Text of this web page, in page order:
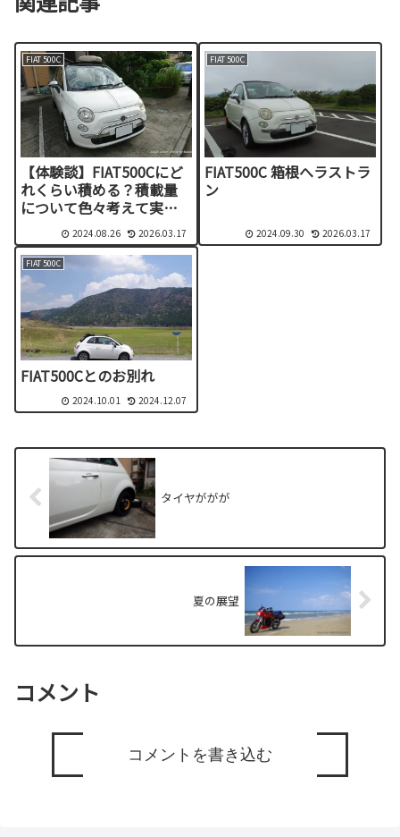
FIAT 500C
【体験談】FIAT500Cにど
れくらい積める？積載量
について色々考えて実行
してみた2024.08.26 2026.03.17
FIAT 500C
FIAT500C 箱根へラストラ
ン
2024.09.30 2026.03.17
FIAT 500C
FIAT500Cとのお別れ
2024.10.01 2024.12.07
タイヤががが
夏の展望
コメント
コメントを書き込む